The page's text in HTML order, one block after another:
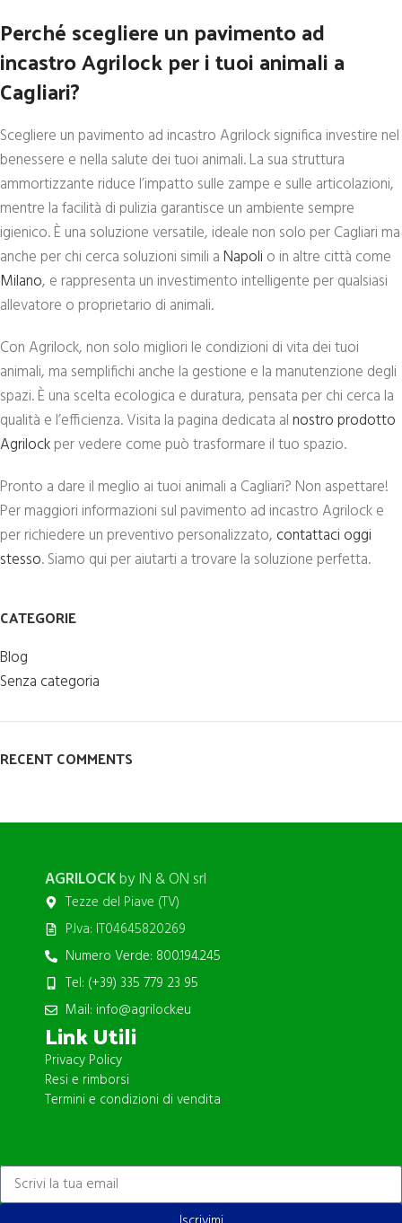
Perché scegliere un pavimento ad
incastro Agrilock per i tuoi animali a
Cagliari?
Scegliere un pavimento ad incastro Agrilock significa investire nel
benessere e nella salute dei tuoi animali. La sua struttura
ammortizzante riduce l’impatto sulle zampe e sulle articolazioni,
mentre la facilità di pulizia garantisce un ambiente sempre
igienico. È una soluzione versatile, ideale non solo per Cagliari ma
anche per chi cerca soluzioni simili aNapoli o in altre città come
Milano, e rappresenta un investimento intelligente per qualsiasi
allevatore o proprietario di animali.
Con Agrilock, non solo migliori le condizioni di vita dei tuoi
animali, ma semplifichi anche la gestione e la manutenzione degli
spazi. È una scelta ecologica e duratura, pensata per chi cerca la
qualità e l’efficienza. Visita la pagina dedicata alnostro prodotto
Agrilockper vedere come può trasformare il tuo spazio.
Pronto a dare il meglio ai tuoi animali a Cagliari? Non aspettare!
Per maggiori informazioni sul pavimento ad incastro Agrilock e
per richiedere un preventivo personalizzato,contattaci oggi
stesso. Siamo qui per aiutarti a trovare la soluzione perfetta.
CATEGORIE
Blog
Senza categoria
RECENT COMMENTS
AGRILOCKby IN & ON srl
Tezze del Piave (TV)
P.Iva: IT04645820269
Numero Verde: 800.194.245
Tel: (+39) 335 779 23 95
Mail: info@agrilock.eu
Link Utili
Privacy Policy
Resi e rimborsi
Termini e condizioni di vendita
ISCRIVITI ALLA NEWSLETTER